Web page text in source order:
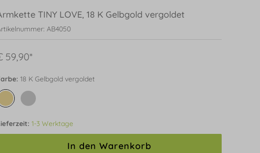
TINY LOVE, 18 K Gelbgold vergoldet
AB4050
59,90*
18 K Gelbgold vergoldet
1-3 Werktage
In den Warenkorb